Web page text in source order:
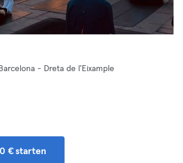
- Dreta de l'Eixample
€ starten